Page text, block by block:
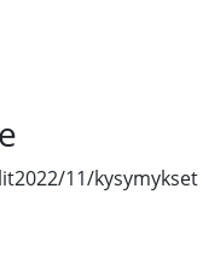
11/kysymykset